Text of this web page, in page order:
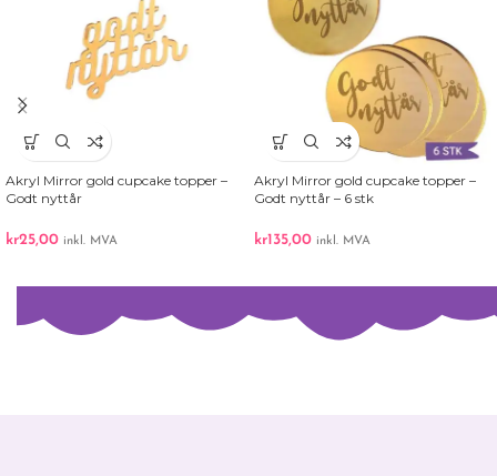
Akryl Mirror gold cupcake topper –
Godt nyttår
kr25,00 inkl. MVA
Akryl Mirror gold cupcake topper –
Godt nyttår – 6 stk
kr135,00 inkl. MVA